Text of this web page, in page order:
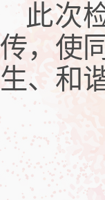
此次
传，使
生、和